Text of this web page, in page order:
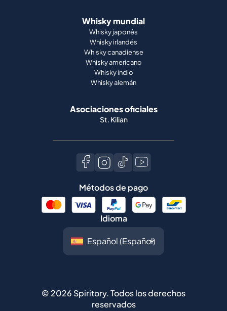
Whisky mundial
Whisky japonés
Whisky irlandés
Whisky canadiense
Whisky americano
Whisky indio
Whisky alemán
Asociaciones oficiales
St. Kilian
Métodos de pago
Idioma
© 2026 Spiritory.Todos los derechos
reservados